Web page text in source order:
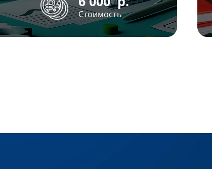
Стоимость